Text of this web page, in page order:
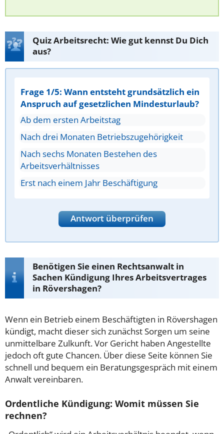
Quiz Arbeitsrecht: Wie gut kennst Du Dich
aus?
Frage 1/5: Wann entsteht grundsätzlich ein
Anspruch auf gesetzlichen Mindesturlaub?
Ab dem ersten Arbeitstag
Nach drei Monaten Betriebszugehörigkeit
Nach sechs Monaten Bestehen des
Arbeitsverhältnisses
Erst nach einem Jahr Beschäftigung
Antwort überprüfen
Benötigen Sie einen Rechtsanwalt in
Sachen Kündigung Ihres Arbeitsvertrages
in Rövershagen?
Wenn ein Betrieb einem Beschäftigten in Rövershagen
kündigt, macht dieser sich zunächst Sorgen um seine
unmittelbare Zulkunft. Vor Gericht haben Angestellte
jedoch oft gute Chancen. Über diese Seite können Sie
schnell und bequem ein Beratungsgespräch mit einem
Anwalt vereinbaren.
Ordentliche Kündigung: Womit müssen Sie
rechnen?